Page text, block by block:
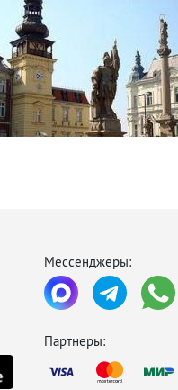
Острава Чехия
Мессенджеры:
Партнеры: